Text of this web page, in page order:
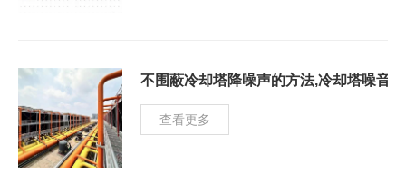
不围蔽冷却塔降噪声的方法,冷却塔噪音
查看更多